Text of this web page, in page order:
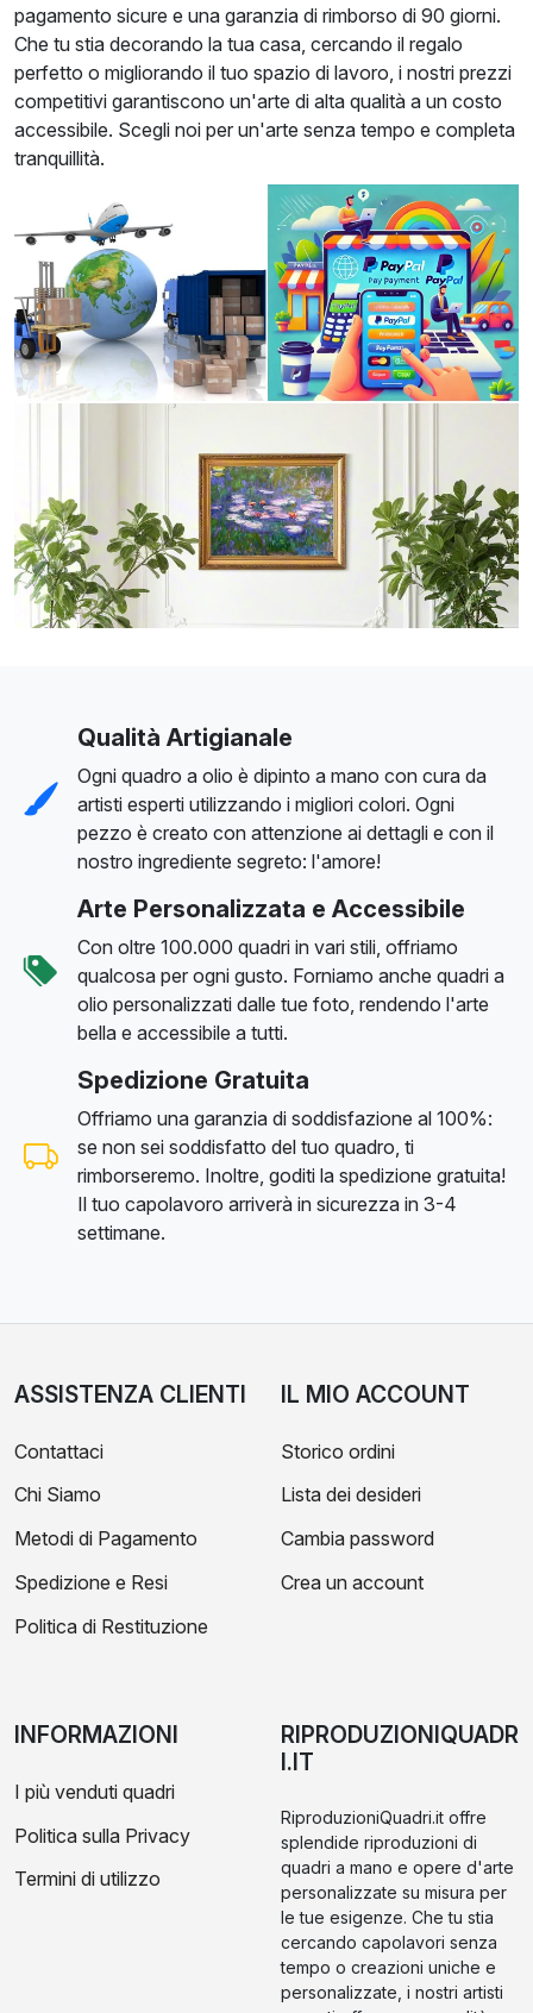
pagamento sicure e una garanzia di rimborso di 90 giorni.
Che tu stia decorando la tua casa, cercando il regalo
perfetto o migliorando il tuo spazio di lavoro, i nostri prezzi
competitivi garantiscono un'arte di alta qualità a un costo
accessibile. Scegli noi per un'arte senza tempo e completa
tranquillità.
Qualità Artigianale
Ogni quadro a olio è dipinto a mano con cura da
artisti esperti utilizzando i migliori colori. Ogni
pezzo è creato con attenzione ai dettagli e con il
nostro ingrediente segreto: l'amore!
Arte Personalizzata e Accessibile
Con oltre 100.000 quadri in vari stili, offriamo
qualcosa per ogni gusto. Forniamo anche quadri a
olio personalizzati dalle tue foto, rendendo l'arte
bella e accessibile a tutti.
Spedizione Gratuita
Offriamo una garanzia di soddisfazione al 100%:
se non sei soddisfatto del tuo quadro, ti
rimborseremo. Inoltre, goditi la spedizione gratuita!
Il tuo capolavoro arriverà in sicurezza in 3-4
settimane.
ASSISTENZA CLIENTI
Contattaci
Chi Siamo
Metodi di Pagamento
Spedizione e Resi
Politica di Restituzione
IL MIO ACCOUNT
Storico ordini
Lista dei desideri
Cambia password
Crea un account
INFORMAZIONI
I più venduti quadri
Politica sulla Privacy
Termini di utilizzo
RIPRODUZIONIQUADR
I.IT
RiproduzioniQuadri.it offre
splendide riproduzioni di
quadri a mano e opere d'arte
personalizzate su misura per
le tue esigenze. Che tu stia
cercando capolavori senza
tempo o creazioni uniche e
personalizzate, i nostri artisti